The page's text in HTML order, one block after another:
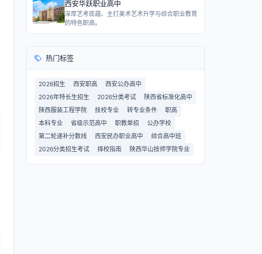
西安华跃职业高中
深厚艺考底蕴、主打美术艺术升学与综合职业教育
的特色职高。
热门标签
2026招生 西安职高
西安公办高中
2026年特长生招生
2026分类考试
陕西省标准化高中
陕西服装工程学院
技校专业 转专业条件
职高
本科专业
省级示范高中 职教单招
公办学校
第二轮递补分数线
西安民办职业高中
综合高中班
2026分类招生考试
择校指南 陕西华山技师学院专业